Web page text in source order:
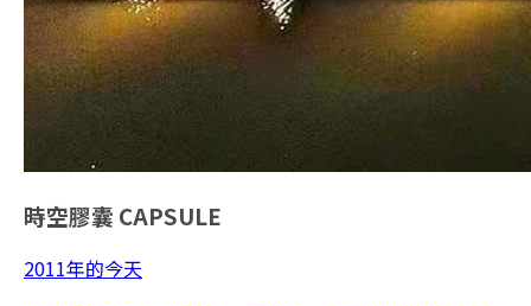
時空膠囊 CAPSULE
2011年的今天